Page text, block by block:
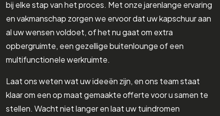
bij elke stap van het proces. Met onze jarenlange ervaring
en vakmanschap zorgen we ervoor dat uw kapschuur aan
al uw wensen voldoet, of het nu gaat om extra
opbergruimte, een gezellige buitenlounge of een
multifunctionele werkruimte.
Laat ons weten wat uw ideeën zijn, en ons team staat
klaar om een op maat gemaakte offerte voor u samen te
stellen. Wacht niet langer en laat uw tuindromen